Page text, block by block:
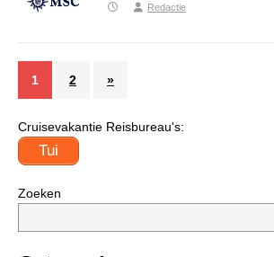
Redactie
1 2 »
Cruisevakantie Reisbureau's:
Tui
Zoeken